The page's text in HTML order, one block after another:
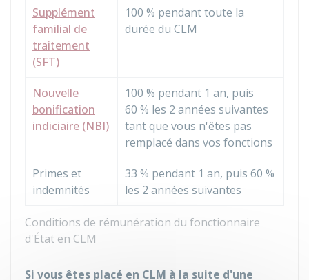
Conditions de rémunération du fonctionnaire
d'État en CLM
Supplément
familial de
traitement
(SFT)
100 % pendant toute la
durée du CLM
Nouvelle
bonification
indiciaire (NBI)
100 % pendant 1 an, puis
60 % les 2 années suivantes
tant que vous n'êtes pas
remplacé dans vos fonctions
Primes et
indemnités
33 % pendant 1 an, puis 60 %
les 2 années suivantes
Si vous êtes placé en CLM à la suite d'une